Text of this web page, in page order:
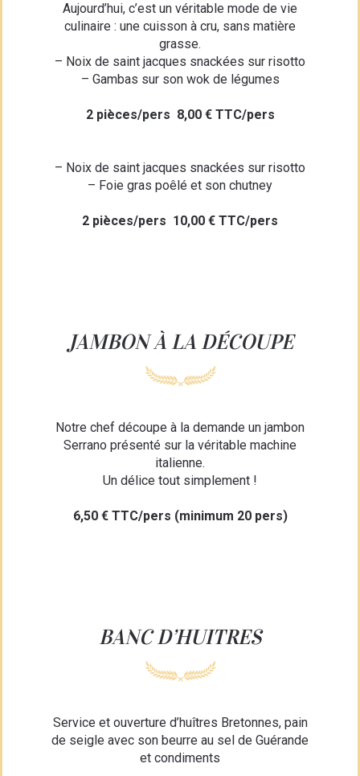
Aujourd’hui, c’est un véritable mode de vie
culinaire : une cuisson à cru, sans matière
grasse.
– Noix de saint jacques snackées sur risotto
– Gambas sur son wok de légumes
2 pièces/pers 8,00 € TTC/pers
– Noix de saint jacques snackées sur risotto
– Foie gras poêlé et son chutney
2 pièces/pers 10,00 € TTC/pers
JAMBON À LA DÉCOUPE
Notre chef découpe à la demande un jambon
Serrano présenté sur la véritable machine
italienne.
Un délice tout simplement !
6,50 € TTC/pers (minimum 20 pers)
BANC D’HUITRES
Service et ouverture d’huîtres Bretonnes, pain
de seigle avec son beurre au sel de Guérande
et condiments